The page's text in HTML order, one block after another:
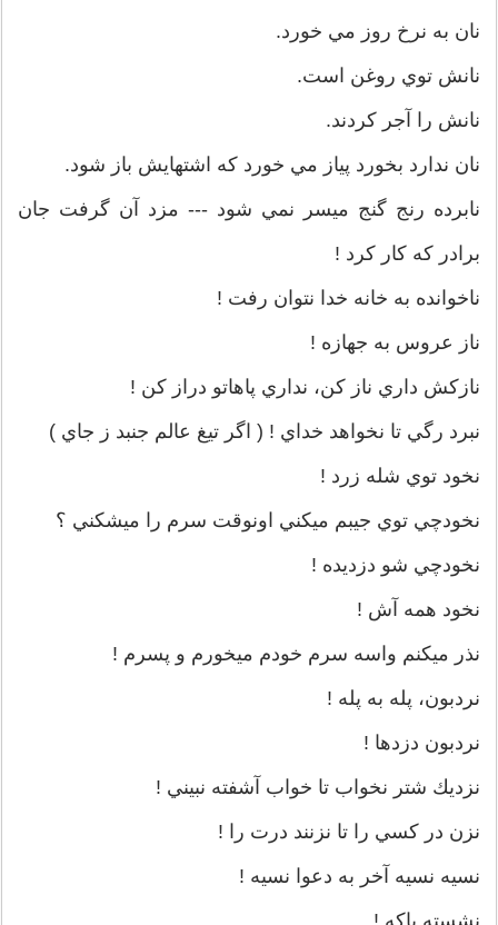
نان به نرخ روز مي خورد.
نانش توي روغن است.
نانش را آجر کردند.
نان ندارد بخورد پياز مي خورد که اشتهايش باز شود.
نابرده رنج گنج ميسر نمي شود --- مزد آن گرفت جان
برادر كه كار كرد !
ناخوانده به خانه خدا نتوان رفت !
ناز عروس به جهازه !
نازكش داري ناز كن، نداري پاهاتو دراز كن !
نبرد رگي تا نخواهد خداي ! ( اگر تيغ عالم جنبد ز جاي )
نخود توي شله زرد !
نخودچي توي جيبم ميكني اونوقت سرم را ميشكني ؟
نخودچي شو دزديده !
نخود همه آش !
نذر ميكنم واسه سرم خودم ميخورم و پسرم !
نردبون، پله به پله !
نردبون دزدها !
نزديك شتر نخواب تا خواب آشفته نبيني !
نزن در كسي را تا نزنند درت را !
نسيه نسيه آخر به دعوا نسيه !